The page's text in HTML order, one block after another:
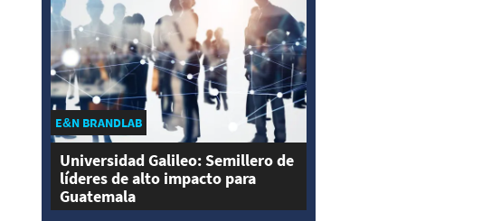
E&N BRANDLAB
Universidad Galileo: Semillero de
líderes de alto impacto para
Guatemala